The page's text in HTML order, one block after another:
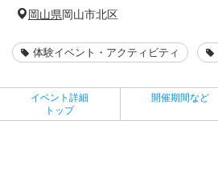
岡山県岡山市北区
体験イベント・アクティビティ
イベント詳細
トップ
開催期間など